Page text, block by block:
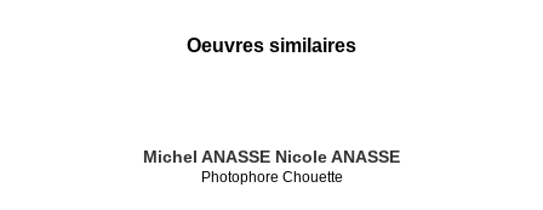
Oeuvres similaires
Michel ANASSE Nicole ANASSE
Photophore Chouette